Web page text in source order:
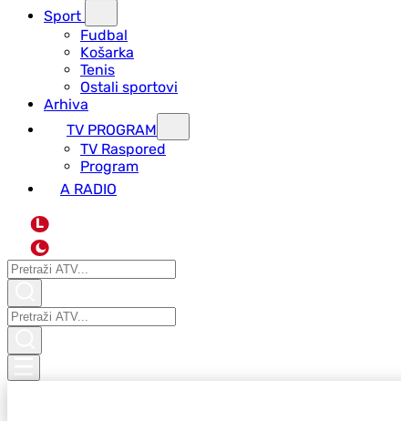
Sport
Fudbal
Košarka
Tenis
Ostali sportovi
Arhiva
TV PROGRAM
ТV Raspored
Program
A RADIO
L